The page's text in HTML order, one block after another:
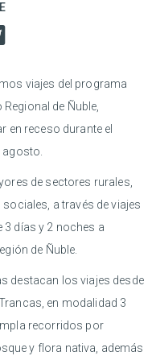
viajes del programa
de Ñuble,
en receso durante el
de sectores rurales,
a través de viajes
3 días y 2 noches a
de Ñuble.
destacan los viajes desde
en modalidad 3
recorridos por
y flora nativa, además